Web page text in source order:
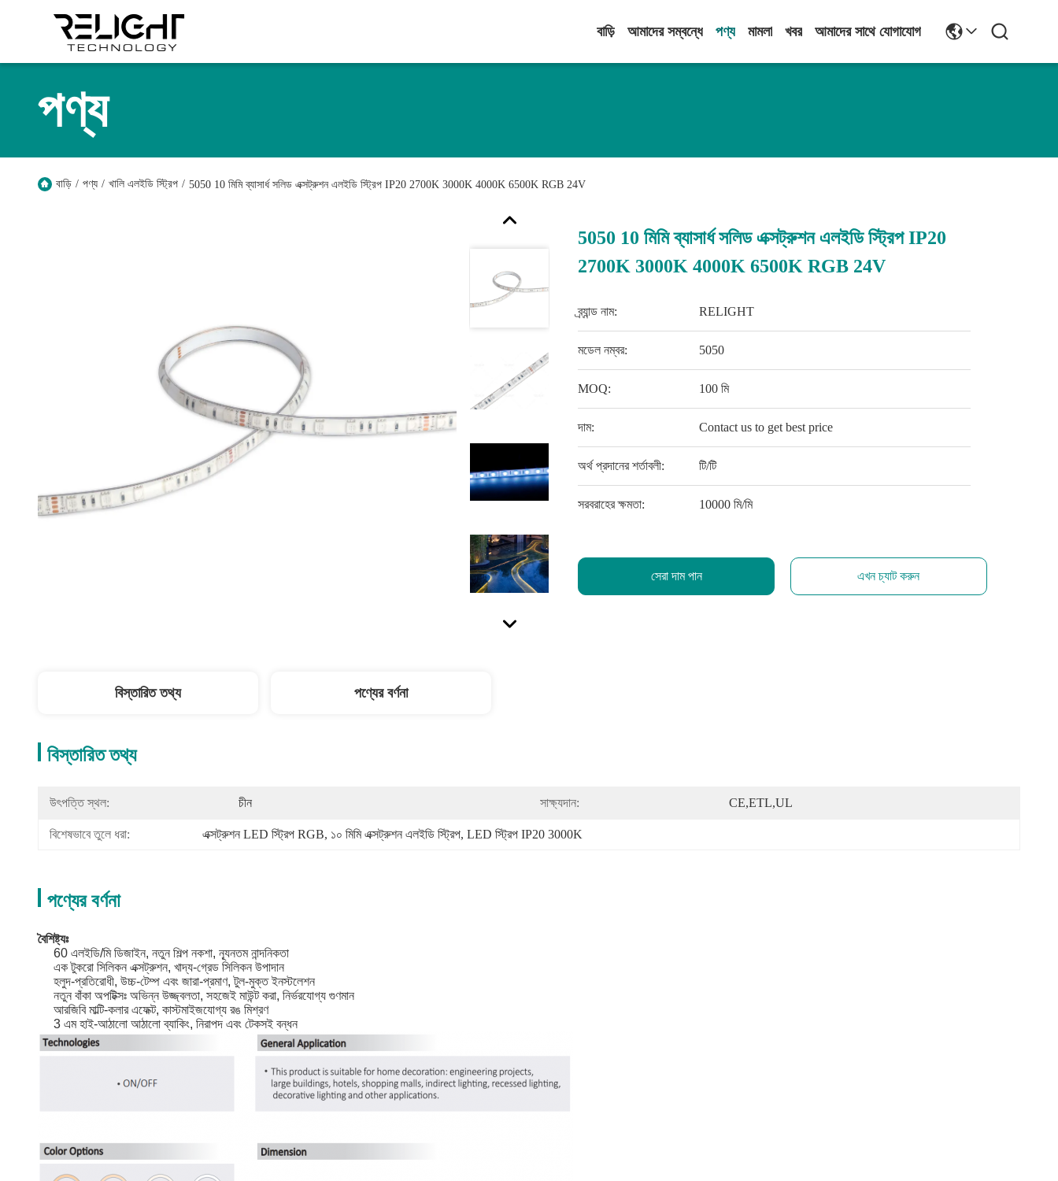
বাড়ি আমাদের সম্বন্ধে পণ্য মামলা খবর আমাদের সাথে যোগাযোগ
পণ্য
বাড়ি / পণ্য / খালি এলইডি স্ট্রিপ / 5050 10 মিমি ব্যাসার্ধ সলিড এক্সট্রুশন এলইডি স্ট্রিপ IP20 2700K 3000K 4000K 6500K RGB 24V
5050 10 মিমি ব্যাসার্ধ সলিড এক্সট্রুশন এলইডি স্ট্রিপ IP20
2700K 3000K 4000K 6500K RGB 24V
ব্র্যান্ড নাম: RELIGHT
মডেল নম্বর: 5050
MOQ: 100 মি
দাম: Contact us to get best price
অর্থ প্রদানের শর্তাবলী: টি/টি
সরবরাহের ক্ষমতা: 10000 মি/মি
সেরা দাম পান এখন চ্যাট করুন
বিস্তারিত তথ্য পণ্যের বর্ণনা
বিস্তারিত তথ্য
উৎপত্তি স্থল: চীন সাক্ষ্যদান: CE,ETL,UL
বিশেষভাবে তুলে ধরা: এক্সট্রুশন LED স্ট্রিপ RGB, ১০ মিমি এক্সট্রুশন এলইডি স্ট্রিপ, LED স্ট্রিপ IP20 3000K
পণ্যের বর্ণনা
বৈশিষ্ট্যঃ
60 এলইডি/মি ডিজাইন, নতুন শিল্প নকশা, ন্যূনতম নান্দনিকতা
এক টুকরো সিলিকন এক্সট্রুশন, খাদ্য-গ্রেড সিলিকন উপাদান
হলুদ-প্রতিরোধী, উচ্চ-টেম্প এবং জারা-প্রমাণ, টুল-মুক্ত ইনস্টলেশন
নতুন বাঁকা অপটিক্সঃ অভিন্ন উজ্জ্বলতা, সহজেই মাউন্ট করা, নির্ভরযোগ্য গুণমান
আরজিবি মাল্টি-কলার এফেক্ট, কাস্টমাইজযোগ্য রঙ মিশ্রণ
3 এম হাই-আঠালো আঠালো ব্যাকিং, নিরাপদ এবং টেকসই বন্ধন